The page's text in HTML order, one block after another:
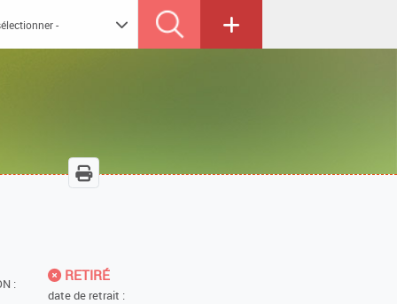
:
RETIRÉ
date de retrait :